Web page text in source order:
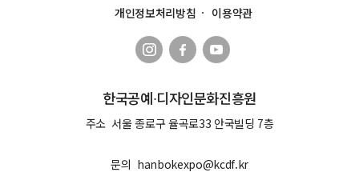
한국공예∙디자인문화진흥원
주소 서울 종로구 율곡로33 안국빌딩 7층
문의 hanbokexpo@kcdf.kr
개인정보처리방침 이용약관